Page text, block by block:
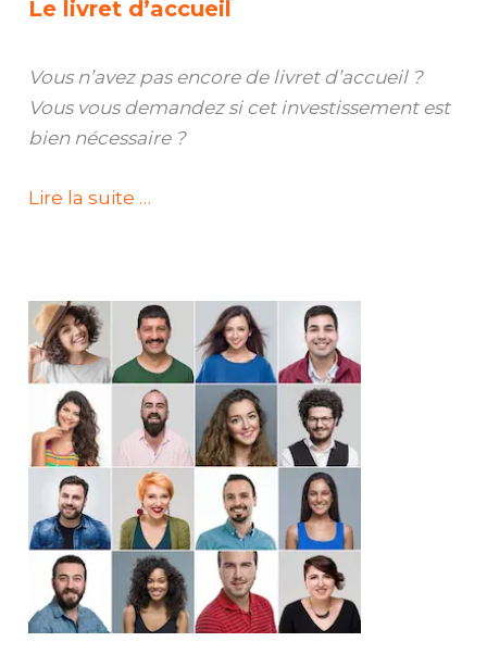
Le livret d’accueil
Vous n’avez pas encore de livret d’accueil ?
Vous vous demandez si cet investissement est
bien nécessaire ?
Lire la suite …